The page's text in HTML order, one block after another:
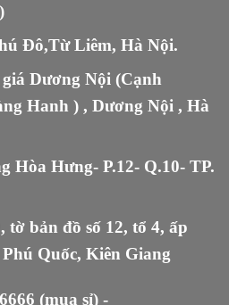
Đô,Từ Liêm, Hà Nội.
Dương Nội (Cạnh
Hanh ) , Dương Nội , Hà
Hòa Hưng- P.12- Q.10- TP.
tờ bản đồ số 12, tổ 4, ấp
Quốc, Kiên Giang
(mua sỉ) -